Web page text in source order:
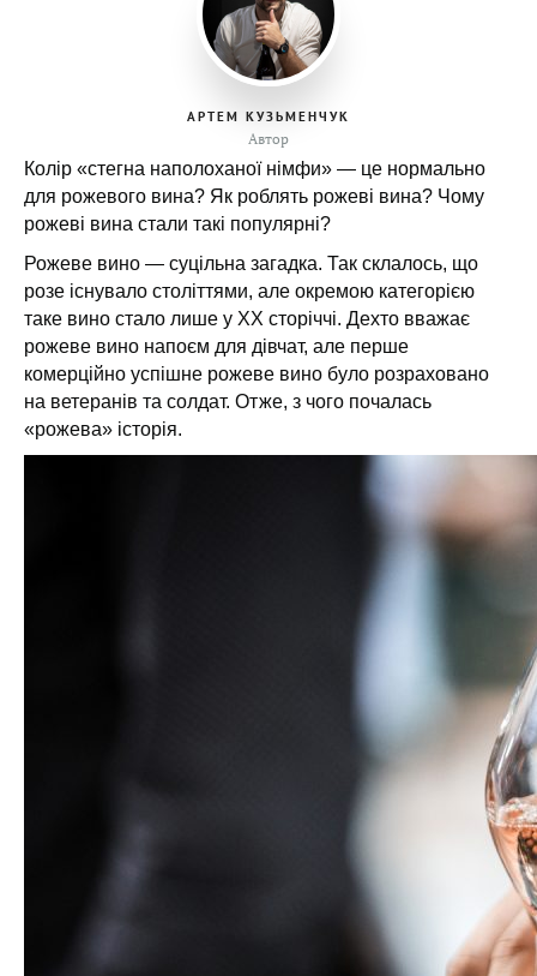
АРТЕМ КУЗЬМЕНЧУК
Автор
Колір «стегна наполоханої німфи» — це нормально
для рожевого вина? Як роблять рожеві вина? Чому
рожеві вина стали такі популярні?
Рожеве вино — суцільна загадка. Так склалось, що
розе існувало століттями, але окремою категорією
таке вино стало лише у XX сторіччі. Дехто вважає
рожеве вино напоєм для дівчат, але перше
комерційно успішне рожеве вино було розраховано
на ветеранів та солдат. Отже, з чого почалась
«рожева» історія.